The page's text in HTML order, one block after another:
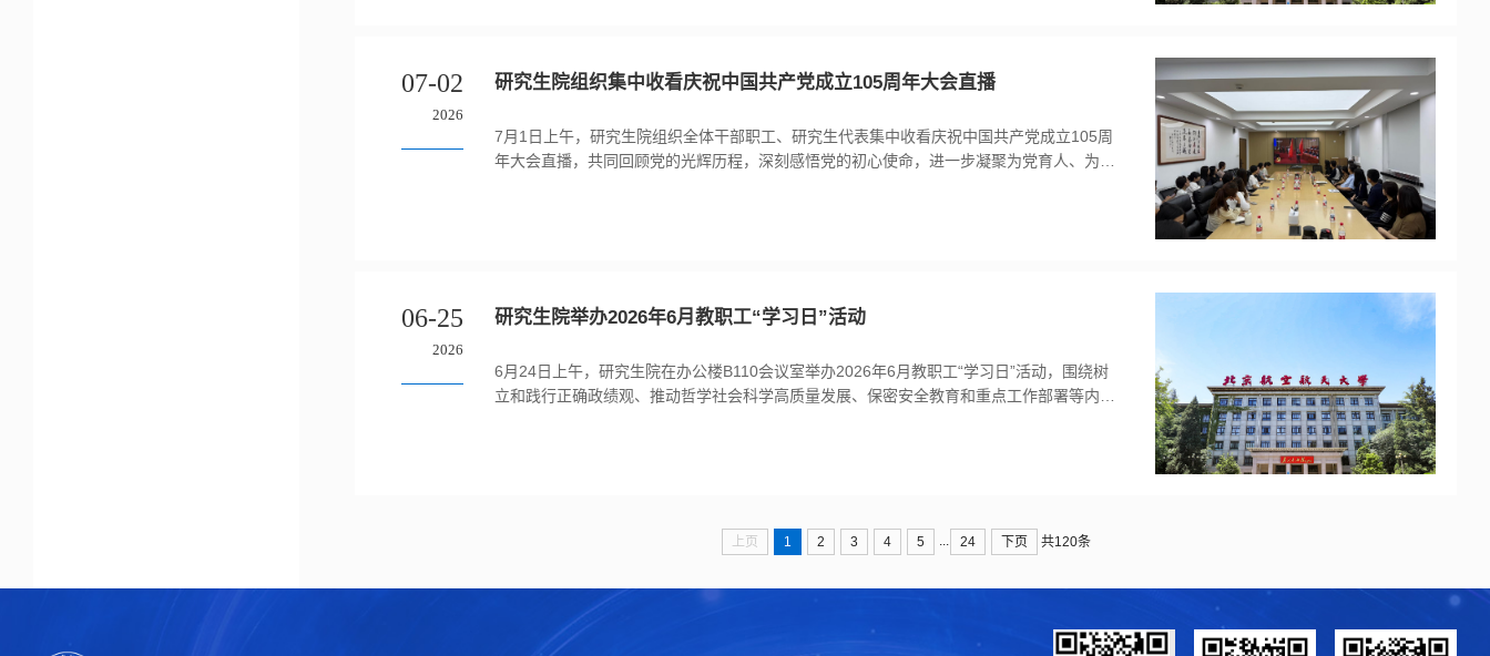
07-02
2026
研究生院组织集中收看庆祝中国共产党成立105周年大会直播
7月1日上午，研究生院组织全体干部职工、研究生代表集中收看庆祝中国共产党成立105周
年大会直播，共同回顾党的光辉历程，深刻感悟党的初心使命，进一步凝聚为党育人、为国
06-25
2026
研究生院举办2026年6月教职工“学习日”活动
6月24日上午，研究生院在办公楼B110会议室举办2026年6月教职工“学习日”活动，围绕树
立和践行正确政绩观、推动哲学社会科学高质量发展、保密安全教育和重点工作部署等内容
上页 1 2 3 4 5 ... 24 下页 共120条